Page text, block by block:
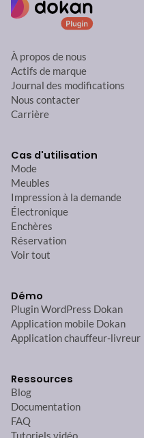
À propos de nous
Actifs de marque
Journal des modifications
Nous contacter
Carrière
Cas d'utilisation
Mode
Meubles
Impression à la demande
Électronique
Enchères
Réservation
Voir tout
Démo
Plugin WordPress Dokan
Application mobile Dokan
Application chauffeur-livreur
Ressources
Blog
Documentation
FAQ
Tutoriels vidéo